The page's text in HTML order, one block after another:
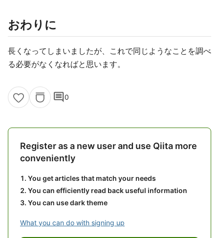
おわりに
長くなってしまいましたが、これで同じようなことを調べ
る必要がなくなればと思います。
comment0
Register as a new user and use Qiita more
conveniently
You get articles that match your needs
You can efficiently read back useful information
You can use dark theme
What you can do with signing up